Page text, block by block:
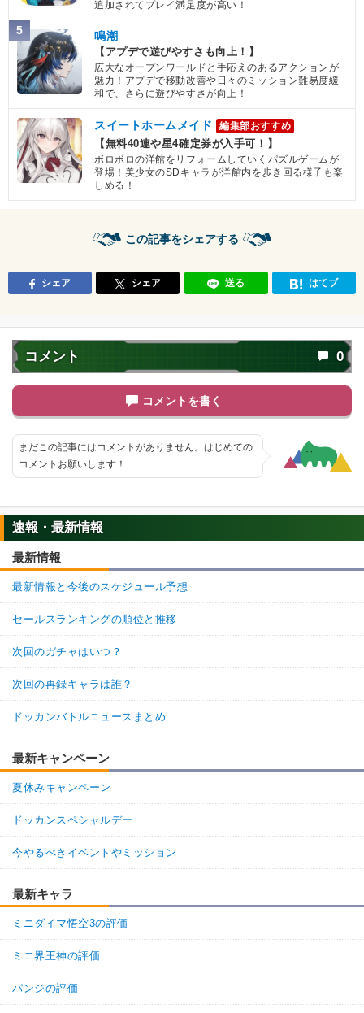
追加されてプレイ満足度が高い！
5 鳴潮
【アプデで遊びやすさも向上！】
広大なオープンワールドと手応えのあるアクションが
魅力！アプデで移動改善や日々のミッション難易度緩
和で、さらに遊びやすさが向上！
スイートホームメイド 編集部おすすめ
【無料40連や星4確定券が入手可！】
ボロボロの洋館をリフォームしていくパズルゲームが
登場！美少女のSDキャラが洋館内を歩き回る様子も楽
しめる！
この記事をシェアする
シェア シェア 送る はてブ
コメント 0
コメントを書く
まだこの記事にはコメントがありません。はじめての
コメントお願いします！
速報・最新情報
最新情報
最新情報と今後のスケジュール予想
セールスランキングの順位と推移
次回のガチャはいつ？
次回の再録キャラは誰？
ドッカンバトルニュースまとめ
最新キャンペーン
夏休みキャンペーン
ドッカンスペシャルデー
今やるべきイベントやミッション
最新キャラ
ミニダイマ悟空3の評価
ミニ界王神の評価
パンジの評価